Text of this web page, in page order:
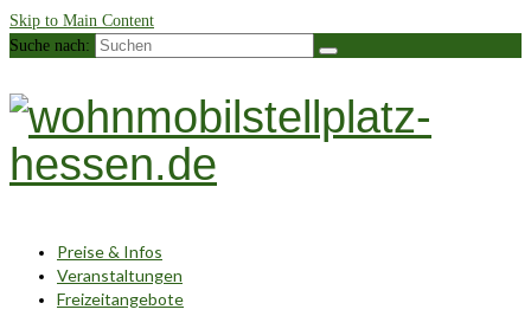
Skip to Main Content
Suche nach:
Preise & Infos
Veranstaltungen
Freizeitangebote